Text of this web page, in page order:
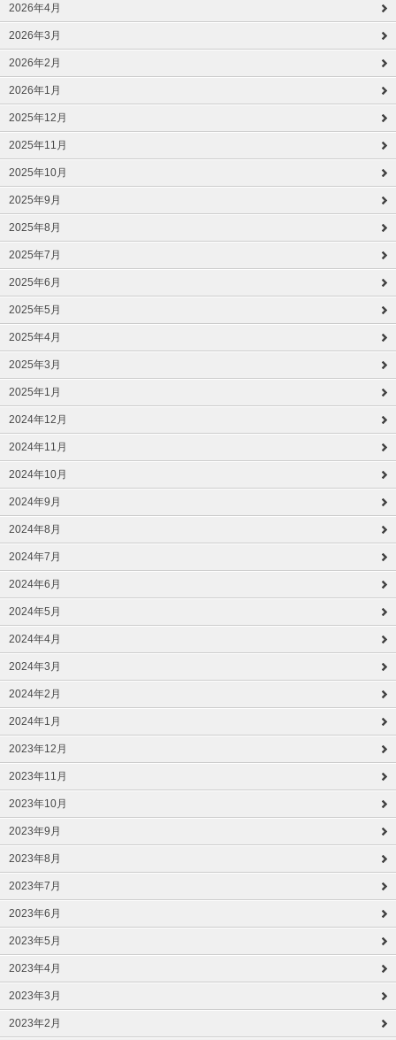
2026年4月
2026年3月
2026年2月
2026年1月
2025年12月
2025年11月
2025年10月
2025年9月
2025年8月
2025年7月
2025年6月
2025年5月
2025年4月
2025年3月
2025年1月
2024年12月
2024年11月
2024年10月
2024年9月
2024年8月
2024年7月
2024年6月
2024年5月
2024年4月
2024年3月
2024年2月
2024年1月
2023年12月
2023年11月
2023年10月
2023年9月
2023年8月
2023年7月
2023年6月
2023年5月
2023年4月
2023年3月
2023年2月